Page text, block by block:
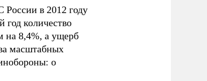
в 2012 году
год количество
на 8,4%, а ущерб
масштабных
о